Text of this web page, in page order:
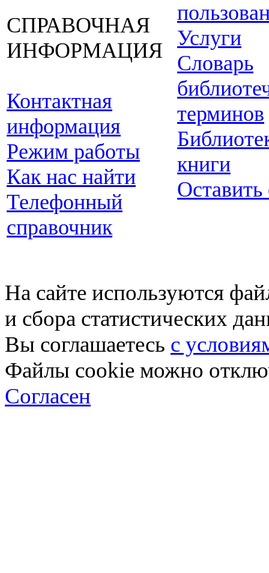
СПРАВОЧНАЯ
ИНФОРМАЦИЯ
Контактная
информация
Режим работы
Как нас найти
Телефонный
справочник
Услуги
Словарь
терминов
книги
Оставить
На сайте используются
и сбора статистических
Вы соглашаетесь с
Файлы cookie можно
Согласен